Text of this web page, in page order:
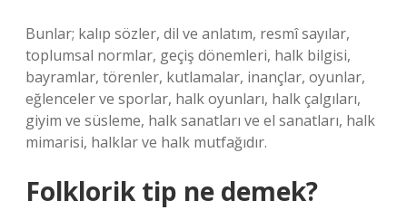
Bunlar; kalıp sözler, dil ve anlatım, resmî sayılar,
toplumsal normlar, geçiş dönemleri, halk bilgisi,
bayramlar, törenler, kutlamalar, inançlar, oyunlar,
eğlenceler ve sporlar, halk oyunları, halk çalgıları,
giyim ve süsleme, halk sanatları ve el sanatları, halk
mimarisi, halklar ve halk mutfağıdır.
Folklorik tip ne demek?